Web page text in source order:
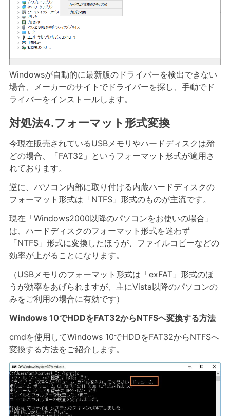
Windowsが自動的に最新版のドライバーを検出できない
場合、メーカーのサイトでドライバーを探し、手動でド
ライバーをインストールします。
対処法4.フォーマット形式変換
今現在販売されているUSBメモリやハードディスクは殆
どの場合、「FAT32」というフォーマット形式が適用さ
れております。
逆に、パソコン内部に取り付ける内蔵ハードディスクの
フォーマット形式は「NTFS」形式のものが主流です。
現在「Windows2000以降のパソコンをお使いの場合」
は、ハードディスクのフォーマット形式を迷わず
「NTFS」形式に変換したほうが、ファイルコピーなどの
効率が上がることになります。
（USBメモリのフォーマット形式は「exFAT」形式のほ
うが効率をあげられますが、主にVista以降のパソコンの
みをご利用の場合に有効です）
Windows 10でHDDをFAT32からNTFSへ変換する方法
cmdを使用してWindows 10でHDDをFAT32からNTFSへ
変換する方法をご紹介します。